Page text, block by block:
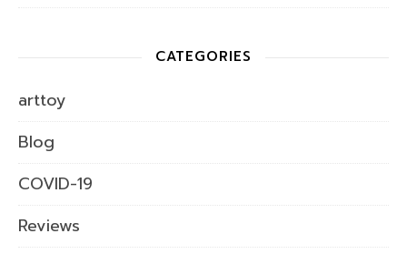
CATEGORIES
arttoy
Blog
COVID-19
Reviews